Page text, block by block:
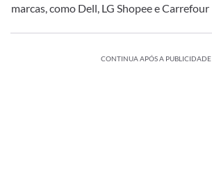
marcas, como Dell, LG Shopee e Carrefour
CONTINUA APÓS A PUBLICIDADE